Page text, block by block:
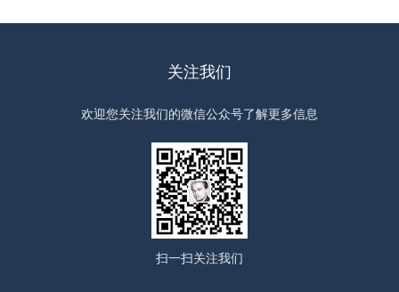
关注我们
欢迎您关注我们的微信公众号了解更多信息
扫一扫关注我们